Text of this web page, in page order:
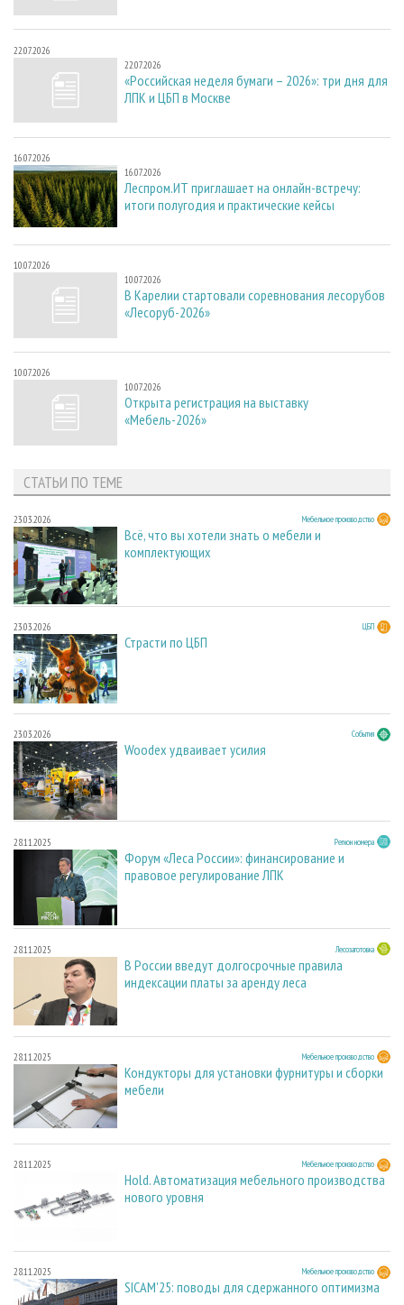
22.07.2026
22.07.2026
«Российская неделя бумаги – 2026»: три дня для
ЛПК и ЦБП в Москве
16.07.2026
16.07.2026
Леспром.ИТ приглашает на онлайн-встречу:
итоги полугодия и практические кейсы
10.07.2026
10.07.2026
В Карелии стартовали соревнования лесорубов
«Лесоруб-2026»
10.07.2026
10.07.2026
Открыта регистрация на выставку
«Мебель-2026»
СТАТЬИ ПО ТЕМЕ
23.03.2026 Мебельное производство
Всё, что вы хотели знать о мебели и
комплектующих
23.03.2026 ЦБП
Страсти по ЦБП
23.03.2026 События
Woodex удваивает усилия
28.11.2025 Регион номера
Форум «Леса России»: финансирование и
правовое регулирование ЛПК
28.11.2025 Лесозаготовка
В России введут долгосрочные правила
индексации платы за аренду леса
28.11.2025 Мебельное производство
Кондукторы для установки фурнитуры и сборки
мебели
28.11.2025 Мебельное производство
Hold. Автоматизация мебельного производства
нового уровня
28.11.2025 Мебельное производство
SICAM'25: поводы для сдержанного оптимизма